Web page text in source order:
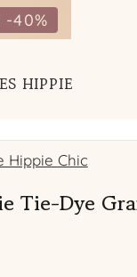
40%
HIPPIE
Hippie Chic
Tie-Dye